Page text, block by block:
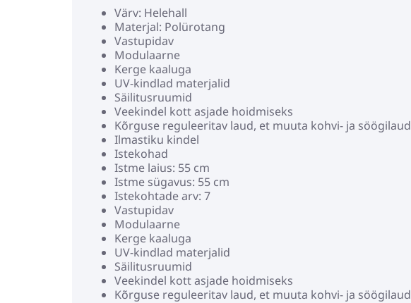
Värv: Helehall
Materjal: Polürotang
Vastupidav
Modulaarne
Kerge kaaluga
UV-kindlad materjalid
Säilitusruumid
Veekindel kott asjade hoidmiseks
Kõrguse reguleeritav laud, et muuta kohvi- ja söögilaud
Ilmastiku kindel
Istekohad
Istme laius: 55 cm
Istme sügavus: 55 cm
Istekohtade arv: 7
Vastupidav
Modulaarne
Kerge kaaluga
UV-kindlad materjalid
Säilitusruumid
Veekindel kott asjade hoidmiseks
Kõrguse reguleeritav laud, et muuta kohvi- ja söögilaud